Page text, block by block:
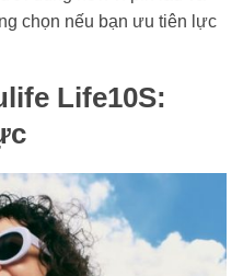
chọn nếu bạn ưu tiên lực
Life10S: